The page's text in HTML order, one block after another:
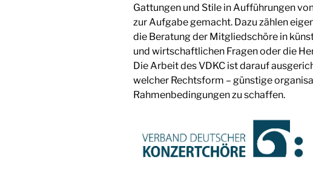
Gattungen und Stile in Aufführungen
zur Aufgabe gemacht. Dazu zählen
die Beratung der Mitgliedschöre in
und wirtschaftlichen Fragen oder die
Die Arbeit des VDKC ist darauf
welcher Rechtsform – günstige
Rahmenbedingungen zu schaffen.